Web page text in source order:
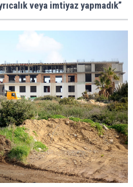
veya imtiyaz yapmadık”